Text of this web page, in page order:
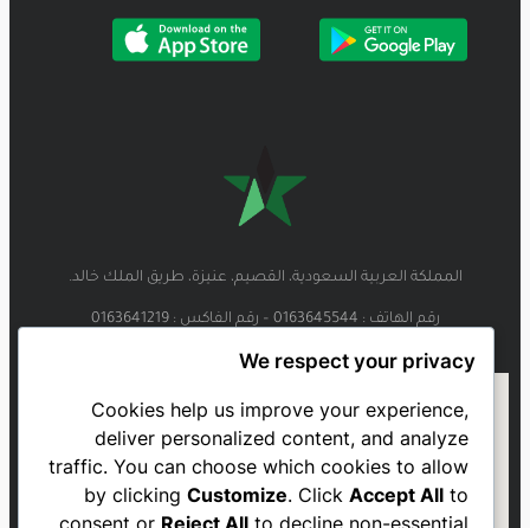
المملكة العربية السعودية، القصيم، عنيزة، طريق الملك خالد.
رقم الهاتف : 0163645544 – رقم الفاكس : 0163641219
We respect your privacy
Cookies help us improve your experience,
deliver personalized content, and analyze
traffic. You can choose which cookies to allow
by clickingCustomize. ClickAccept All to
consent or Reject All to decline non-essential